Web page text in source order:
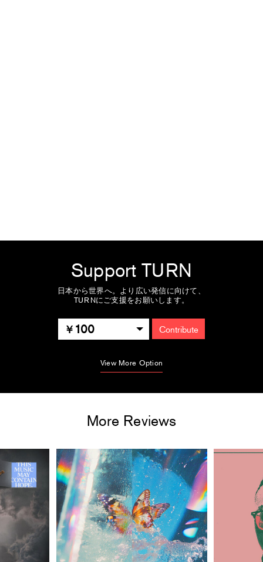
Support TURN
日本から世界へ。より広い発信に向けて、
TURNにご支援をお願いします。
100 Contribute
View More Option
More Reviews